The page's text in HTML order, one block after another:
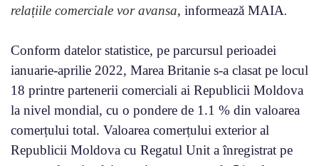
relațiile comerciale vor avansa, informează MAIA.
Conform datelor statistice, pe parcursul perioadei
ianuarie-aprilie 2022, Marea Britanie s-a clasat pe locul
18 printre partenerii comerciali ai Republicii Moldova
la nivel mondial, cu o pondere de 1.1 % din valoarea
comerțului total. Valoarea comerțului exterior al
Republicii Moldova cu Regatul Unit a înregistrat pe